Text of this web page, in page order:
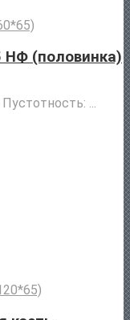
НФ (половинка)
...